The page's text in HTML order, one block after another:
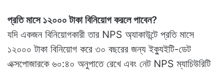
প্রতি মাসে ১২০০০ টাকা বিনিয়োগ করলে পাবেন?
যদি একজন বিনিয়োগকারী তার NPS অ্যাকাউন্টে প্রতি মাসে
১২০০০ টাকা বিনিয়োগ করে ৩০ বছরের জন্য ইক্যুইটি-ডেট
এক্সপোজারকে ৬০:৪০ অনুপাতে রেখে এবং নেট NPS ম্যাচিউরিটি